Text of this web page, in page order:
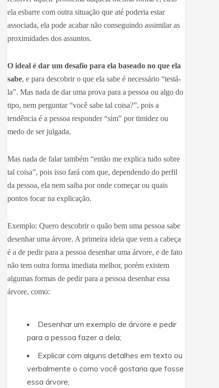
ela esbarre com outra situação que até poderia estar
associada, ela pode acabar não conseguindo assimilar as
proximidades dos assuntos.
O ideal é dar um desafio para ela baseado no que ela
sabe, e para descobrir o que ela sabe é necessário “testá-
la”. Mas nada de dar uma prova para a pessoa ou algo do
tipo, nem perguntar “você sabe tal coisa?”, pois a
tendência é a pessoa responder “sim” por timidez ou
medo de ser julgada.
Mas nada de falar também “então me explica tudo sobre
tal coisa”, pois isso fará com que, dependendo do perfil
da pessoa, ela nem saiba por onde começar ou quais
pontos focar na explicação.
Exemplo: Quero descobrir o quão bem uma pessoa sabe
desenhar uma árvore. A primeira ideia que vem a cabeça
é a de pedir para a pessoa desenhar uma árvore, e de fato
não tem outra forma imediata melhor, porém existem
algumas formas de pedir para a pessoa desenhar essa
árvore, como:
Desenhar um exemplo de árvore e pedir
para a pessoa fazer a dela;
Explicar com alguns detalhes em texto ou
verbalmente o como você gostaria que fosse
essa árvore;